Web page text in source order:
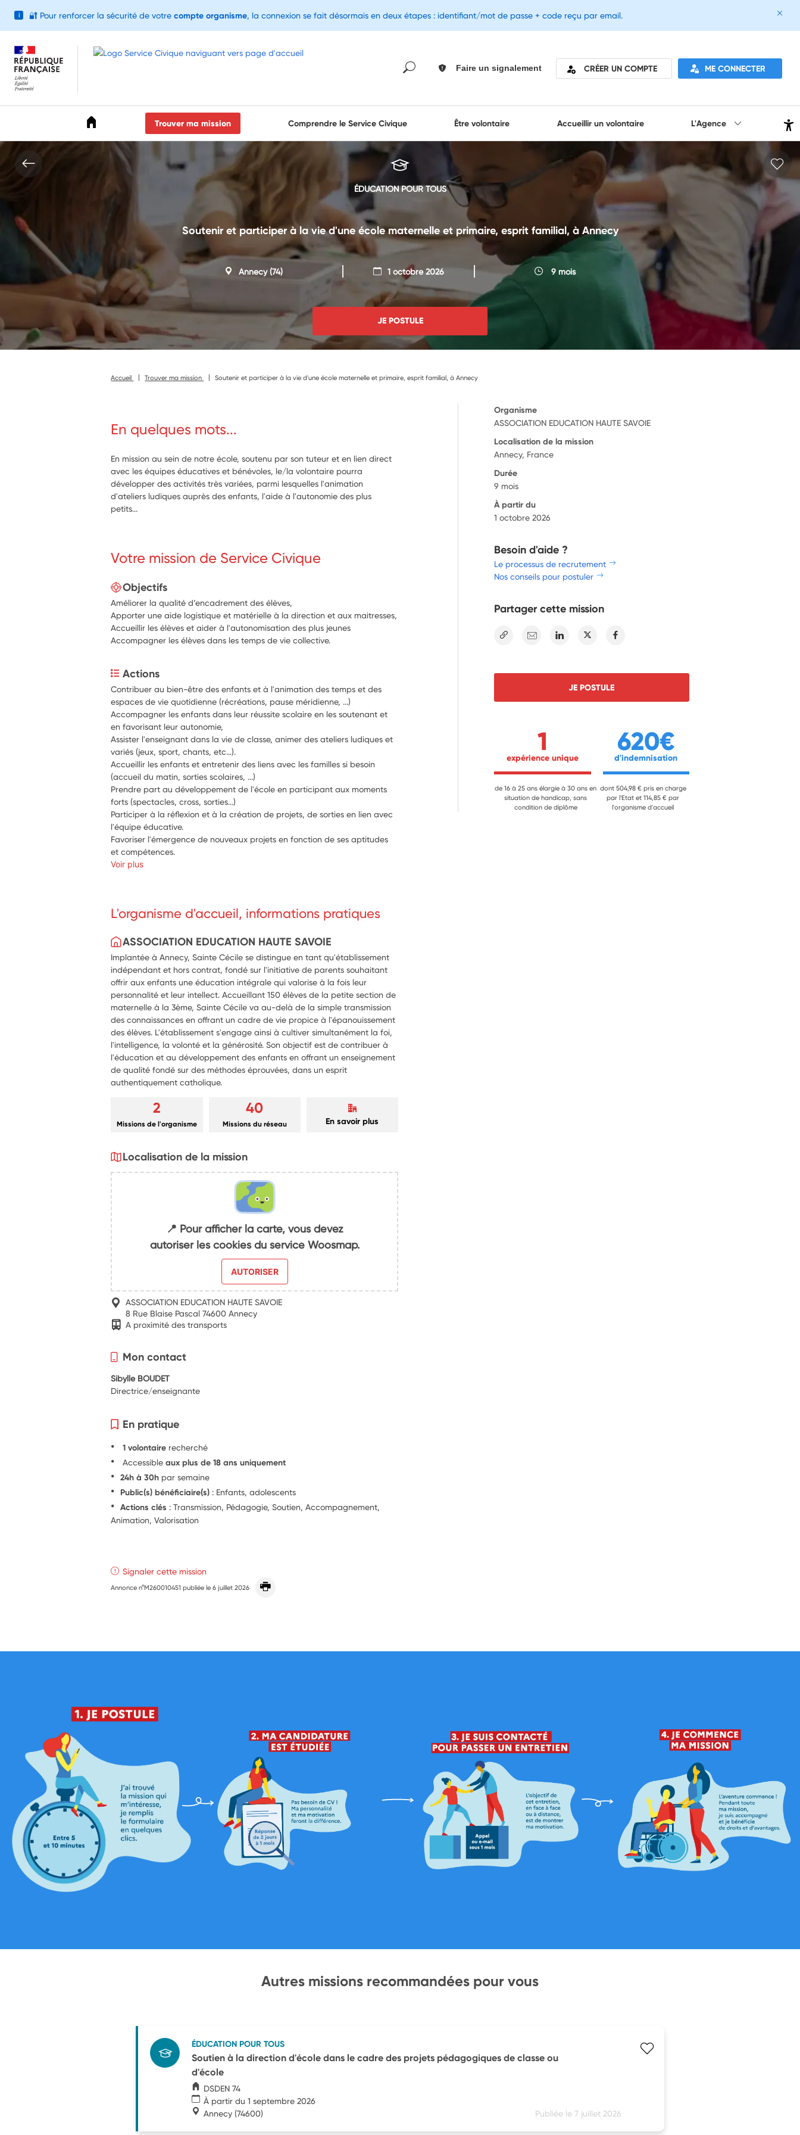
Faire un signalement CRÉER UN COMPTE ME CONNECTER
Trouver ma mission Comprendre le Service Civique Être volontaire Accueillir un volontaire L'Agence
ÉDUCATION POUR TOUS
Soutenir et participer à la vie d'une école maternelle et primaire, esprit familial, à Annecy
Annecy(74) 1 octobre 2026 9 mois
JE POSTULE
Accueil Trouver ma mission Soutenir et participer à la vie d'une école maternelle et primaire, esprit familial, à Annecy
En quelques mots...
En mission au sein de notre école, soutenu par son tuteur et en lien direct
avec les équipes éducatives et bénévoles, le/la volontaire pourra
développer des activités très variées, parmi lesquelles l'animation
d'ateliers ludiques auprès des enfants, l'aide à l'autonomie des plus
petits...
Votre mission de Service Civique
Objectifs
Améliorer la qualité d’encadrement des élèves,
Apporter une aide logistique et matérielle à la direction et aux maitresses,
Accueillir les élèves et aider à l'autonomisation des plus jeunes
Accompagner les élèves dans les temps de vie collective.
Actions
Contribuer au bien-être des enfants et à l'animation des temps et des
espaces de vie quotidienne (récréations, pause méridienne, ...)
Accompagner les enfants dans leur réussite scolaire en les soutenant et
en favorisant leur autonomie,
Assister l'enseignant dans la vie de classe, animer des ateliers ludiques et
variés (jeux, sport, chants, etc…).
Accueillir les enfants et entretenir des liens avec les familles si besoin
(accueil du matin, sorties scolaires, ...)
Prendre part au développement de l'école en participant aux moments
forts (spectacles, cross, sorties...)
Participer à la réflexion et à la création de projets, de sorties en lien avec
l'équipe éducative.
Favoriser l'émergence de nouveaux projets en fonction de ses aptitudes
et compétences.
Voir plus
L'organisme d'accueil, informations pratiques
ASSOCIATION EDUCATION HAUTE SAVOIE
Implantée à Annecy, Sainte Cécile se distingue en tant qu'établissement
indépendant et hors contrat, fondé sur l'initiative de parents souhaitant
offrir aux enfants une éducation intégrale qui valorise à la fois leur
personnalité et leur intellect. Accueillant 150 élèves de la petite section de
maternelle à la 3ème, Sainte Cécile va au-delà de la simple transmission
des connaissances en offrant un cadre de vie propice à l'épanouissement
des élèves. L'établissement s'engage ainsi à cultiver simultanément la foi,
l'intelligence, la volonté et la générosité. Son objectif est de contribuer à
l'éducation et au développement des enfants en offrant un enseignement
de qualité fondé sur des méthodes éprouvées, dans un esprit
authentiquement catholique.
2
Missions de l'organisme
40
Missions du réseau En savoir plus
Localisation de la mission
📍 Pour afficher la carte, vous devez
autoriser les cookies du service Woosmap.
AUTORISER
ASSOCIATION EDUCATION HAUTE SAVOIE
8 Rue Blaise Pascal 74600 Annecy
A proximité des transports
Mon contact
Sibylle BOUDET
Directrice/enseignante
En pratique
1 volontaire recherché
Accessibleaux plus de 18 ans uniquement
24h à 30h par semaine
Public(s) bénéficiaire(s) : Enfants, adolescents
Actions clés : Transmission, Pédagogie, Soutien, Accompagnement,
Animation, Valorisation
Signaler cette mission
Annonce n°M260010451 publiée le6 juillet 2026
Organisme
ASSOCIATION EDUCATION HAUTE SAVOIE
Localisation de la mission
Annecy, France
Durée
9 mois
À partir du
1 octobre 2026
Besoin d'aide ?
Le processus de recrutement
Nos conseils pour postuler
Partager cette mission
E-mail Linkedin Twitter
JE POSTULE
1
expérience unique
de 16 à 25 ans élargie à 30 ans en
situation de handicap, sans
condition de diplôme
620€
d'indemnisation
dont 504,98 € pris en charge
par l'Etat et 114,85 € par
l'organisme d'accueil
Autres missions recommandées pour vous
ÉDUCATION POUR TOUS
Soutien à la direction d'école dans le cadre des projets pédagogiques de classe ou
d'école
DSDEN 74
À partir du 1 septembre 2026
Annecy (74600) Publiée le 7 juillet 2026
i 🔐 Pour renforcer la sécurité de votre compte organisme, la connexion se fait désormais en deux étapes : identifiant/mot de passe + code reçu par email.